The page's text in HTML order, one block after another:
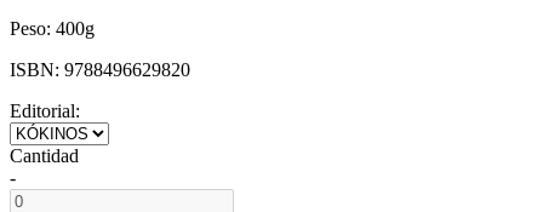
Peso: 400g
ISBN: 9788496629820
Editorial:
Cantidad
-